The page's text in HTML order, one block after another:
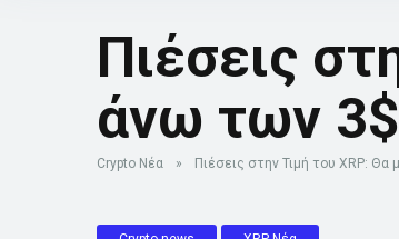
Πιέσεις
άνω των
Crypto Νέα » Πιέσεις στην Τιμή του XRP: Θα